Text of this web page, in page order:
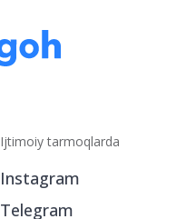
Ijtimoiy tarmoqlarda
Instagram
Telegram